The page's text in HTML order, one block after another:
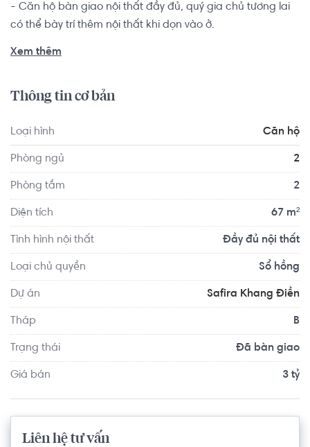
- Căn hộ bàn giao nội thất đầy đủ, quý gia chủ tương lai
có thể bày trí thêm nội thất khi dọn vào ở.
người.
Nội khu căn hộ Safira được chủ đầu tư Khang Điền xây
dựng hệ thống tiện ích chuẩn chỉnh, phục vụ đa dạng nhu
mầm non quốc tế, khu cafe sân vườn - tầng 9, phòng tập
Gym - Fitness, yoga, pool bar ngoài trời, hồ bơi tràn diện
Xem thêm
Thông tin cơ bản
Loại hình Căn hộ
Phòng ngủ 2
Phòng tắm 2
Diện tích 67 m²
Tình hình nội thất Đầy đủ nội thất
Loại chủ quyền Sổ hồng
Dự án Safira Khang Điền
Tháp B
Trạng thái Đã bàn giao
Giá bán 3 tỷ
Liên hệ tư vấn